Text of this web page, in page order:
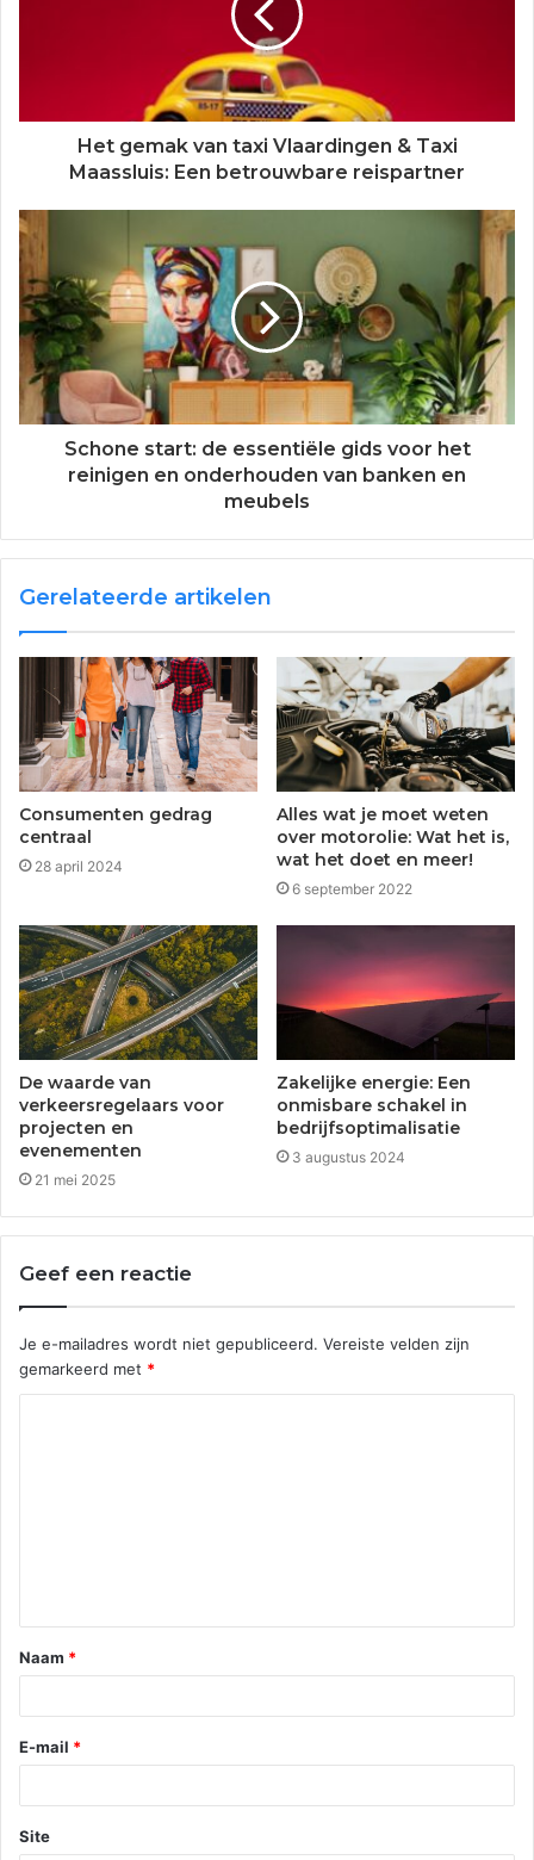
Het gemak van taxi Vlaardingen & Taxi
Maassluis: Een betrouwbare reispartner
Schone start: de essentiële gids voor het
reinigen en onderhouden van banken en
meubels
Gerelateerde artikelen
Consumenten gedrag
centraal
28 april 2024
Alles wat je moet weten
over motorolie: Wat het is,
wat het doet en meer!
6 september 2022
De waarde van
verkeersregelaars voor
projecten en
evenementen
21 mei 2025
Zakelijke energie: Een
onmisbare schakel in
bedrijfsoptimalisatie
3 augustus 2024
Geef een reactie
Je e-mailadres wordt niet gepubliceerd. Vereiste velden zijn
gemarkeerd met *
Naam *
E-mail *
Site